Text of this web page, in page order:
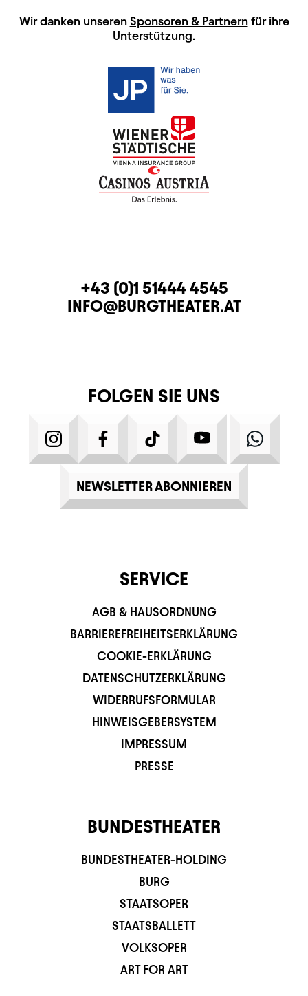
HAUPTSPONSOREN
Wir danken unseren Sponsoren & Partnernfür ihre
Unterstützung.
KONTAKTTELEFON
+43 (0)1 51444 4545
E-MAIL
INFO@BURGTHEATER.AT
FOLGEN SIE UNS
INSTAGRAMFACEBOOKTIKTOK YOUTUBE
NEWSLETTER ABONNIEREN
SERVICE
AGB & HAUSORDNUNG
BARRIEREFREIHEITSERKLÄRUNG
COOKIE-ERKLÄRUNG
DATENSCHUTZERKLÄRUNG
WIDERRUFSFORMULAR
HINWEISGEBERSYSTEM
IMPRESSUM
PRESSE
BUNDESTHEATER
BUNDESTHEATER-HOLDING
BURG
STAATSOPER
STAATSBALLETT
VOLKSOPER
ART FOR ART